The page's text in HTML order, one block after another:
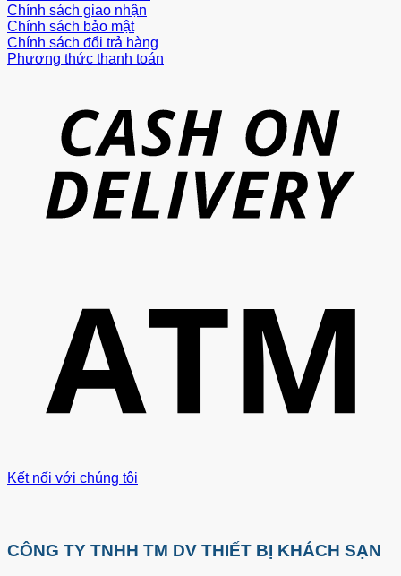
Chính sách giao nhận
Chính sách bảo mật
Chính sách đổi trả hàng
Phương thức thanh toán
Kết nối với chúng tôi
CÔNG TY TNHH TM DV THIẾT BỊ KHÁCH SẠN